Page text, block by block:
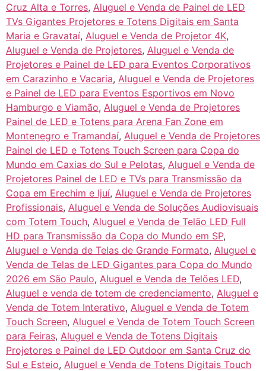
Cruz Alta e Torres, Aluguel e Venda de Painel de LED
TVs Gigantes Projetores e Totens Digitais em Santa
Maria e Gravataí, Aluguel e Venda de Projetor 4K,
Aluguel e Venda de Projetores, Aluguel e Venda de
Projetores e Painel de LED para Eventos Corporativos
em Carazinho e Vacaria, Aluguel e Venda de Projetores
e Painel de LED para Eventos Esportivos em Novo
Hamburgo e Viamão, Aluguel e Venda de Projetores
Painel de LED e Totens para Arena Fan Zone em
Montenegro e Tramandaí, Aluguel e Venda de Projetores
Painel de LED e Totens Touch Screen para Copa do
Mundo em Caxias do Sul e Pelotas, Aluguel e Venda de
Projetores Painel de LED e TVs para Transmissão da
Copa em Erechim e Ijuí, Aluguel e Venda de Projetores
Profissionais, Aluguel e Venda de Soluções Audiovisuais
com Totem Touch, Aluguel e Venda de Telão LED Full
HD para Transmissão da Copa do Mundo em SP,
Aluguel e Venda de Telas de Grande Formato, Aluguel e
Venda de Telas de LED Gigantes para Copa do Mundo
2026 em São Paulo, Aluguel e Venda de Telões LED,
Aluguel e venda de totem de credenciamento, Aluguel e
Venda de Totem Interativo, Aluguel e Venda de Totem
Touch Screen, Aluguel e Venda de Totem Touch Screen
para Feiras, Aluguel e Venda de Totens Digitais
Projetores e Painel de LED Outdoor em Santa Cruz do
Sul e Esteio, Aluguel e Venda de Totens Digitais Touch